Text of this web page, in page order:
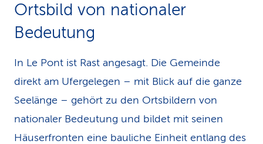
Ortsbild von nationaler
Bedeutung
In Le Pont ist Rast angesagt. Die Gemeinde
direkt am Ufergelegen – mit Blick auf die ganze
Seelänge – gehört zu den Ortsbildern von
nationaler Bedeutung und bildet mit seinen
Häuserfronten eine bauliche Einheit entlang des